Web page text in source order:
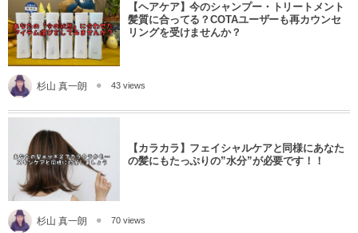
【ヘアケア】今のシャンプー・トリートメント
髪質に合ってる？COTAユーザーも再カウンセ
リングを受けませんか？
杉山 真一朗 43 views
【カラカラ】フェイシャルケアと同様にあなた
の髪にもたっぷりの”水分”が必要です！！
杉山 真一朗 70 views